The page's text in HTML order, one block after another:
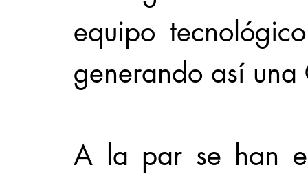
equipo
generando así
A la par se han